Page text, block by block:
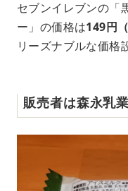
セブンイレブンの「
ー」の価格は149円
リーズナブルな価格
販売者は森永乳業